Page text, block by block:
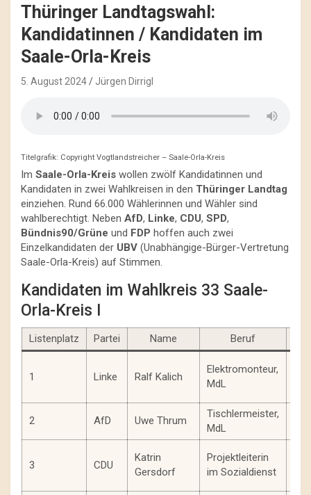
Thüringer Landtagswahl:
Kandidatinnen / Kandidaten im
Saale-Orla-Kreis
5. August 2024 Jürgen Dirrigl
Titelgrafik: Copyright Vogtlandstreicher – Saale-Orla-Kreis
Im Saale-Orla-Kreis wollen zwölf Kandidatinnen und
Kandidaten in zwei Wahlkreisen in den Thüringer Landtag
einziehen. Rund 66.000 Wählerinnen und Wähler sind
wahlberechtigt. Neben AfD, Linke, CDU, SPD,
Bündnis90/Grüne und FDP hoffen auch zwei
Einzelkandidaten der UBV (Unabhängige-Bürger-Vertretung
Saale-Orla-Kreis) auf Stimmen.
Kandidaten im Wahlkreis 33 Saale-
Orla-Kreis I
Listenplatz Partei Name Beruf
1 Linke Ralf Kalich
Elektromonteur,
MdL
2 AfD Uwe Thrum
Tischlermeister,
MdL
3 CDU
Katrin
Gersdorf
Projektleiterin
im Sozialdienst